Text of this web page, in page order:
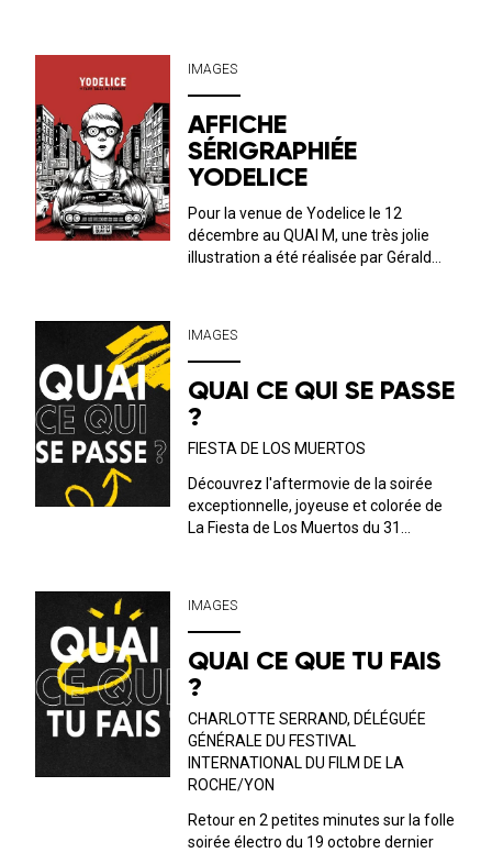
de concert et les festivals. Il capture
l’én...
IMAGES
AFFICHE
SÉRIGRAPHIÉE
YODELICE
Pour la venue de Yodelice le 12
décembre au QUAI M, une très jolie
illustration a été réalisée par Gérald
des comics américains est totale
!&nb...
IMAGES
QUAI CE QUI SE PASSE
?
FIESTA DE LOS MUERTOS
Découvrez l'aftermovie de la soirée
exceptionnelle, joyeuse et colorée de
La Fiesta de Los Muertos du 31
IMAGES
QUAI CE QUE TU FAIS
?
CHARLOTTE SERRAND, DÉLÉGUÉE
GÉNÉRALE DU FESTIVAL
INTERNATIONAL DU FILM DE LA
ROCHE/YON
Retour en 2 petites minutes sur la folle
soirée électro du 19 octobre dernier